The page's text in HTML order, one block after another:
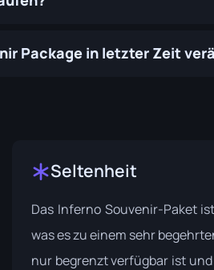
Package in letzter Zeit
Seltenheit
Das Inferno Souvenir-Paket
was es zu einem sehr
nur begrenzt verfügbar ist